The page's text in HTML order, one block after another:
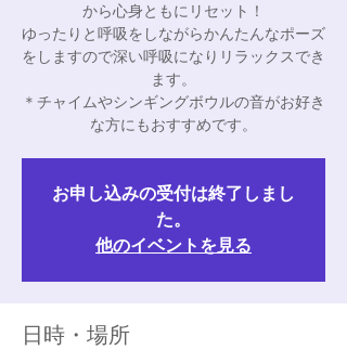
から心身ともにリセット！
ゆったりと呼吸をしながらかんたんなポーズ
をしますので深い呼吸になりリラックスでき
ます。
＊チャイムやシンギングボウルの音がお好き
な方にもおすすめです。
お申し込みの受付は終了しまし
た。
他のイベントを見る
日時・場所